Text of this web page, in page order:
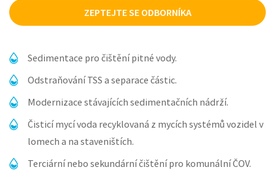
ZEPTEJTE SE ODBORNÍKA
Sedimentace pro čištění pitné vody.
Odstraňování TSS a separace částic.
Modernizace stávajících sedimentačních nádrží.
Čisticí mycí voda recyklovaná z mycích systémů vozidel v
lomech a na staveništích.
Terciární nebo sekundární čištění pro komunální ČOV.